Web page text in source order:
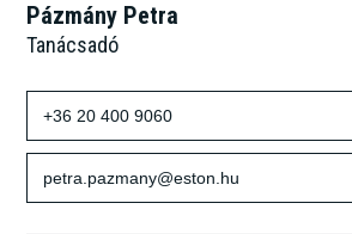
Pázmány Petra
Tanácsadó
+36 20 400 9060
petra.pazmany@eston.hu